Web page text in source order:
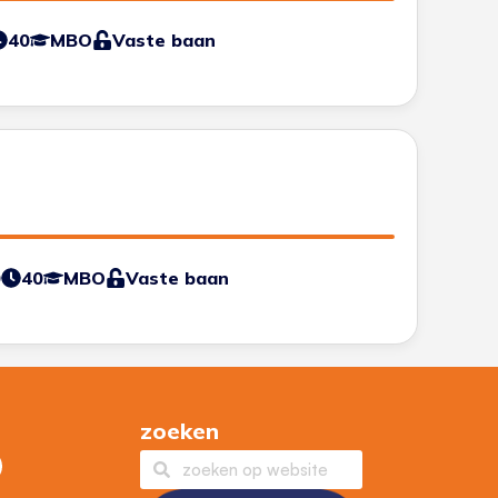
40 MBO Vaste baan
40 MBO Vaste baan
zoeken